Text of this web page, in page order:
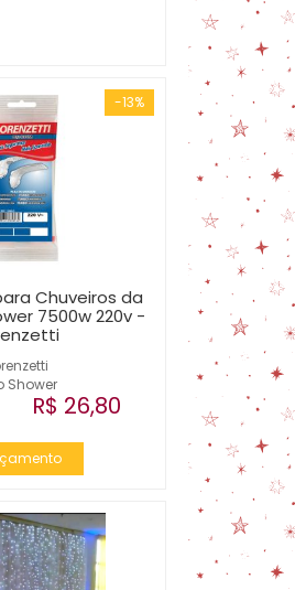
-13%
Shower
Chuveiros da
7500w 220v -
R$ 26,80